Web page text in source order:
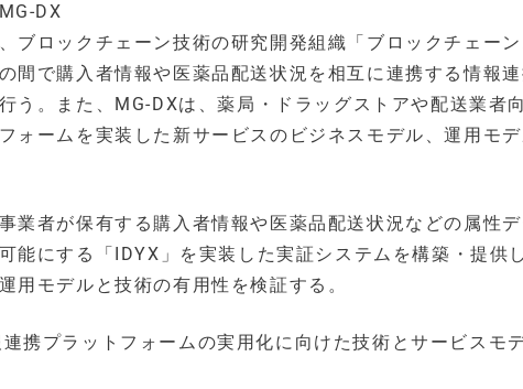
DX
ブロックチェーン技術の研究開発組織「ブロックチェー
間で購入者情報や医薬品配送状況を相互に連携する情報
う。また、MG-DXは、薬局・ドラッグストアや配送業者
ォームを実装した新サービスのビジネスモデル、運用モデ
業者が保有する購入者情報や医薬品配送状況などの属性
能にする「IDYX」を実装した実証システムを構築・提供
用モデルと技術の有用性を検証する。
携プラットフォームの実用化に向けた技術とサービスモ